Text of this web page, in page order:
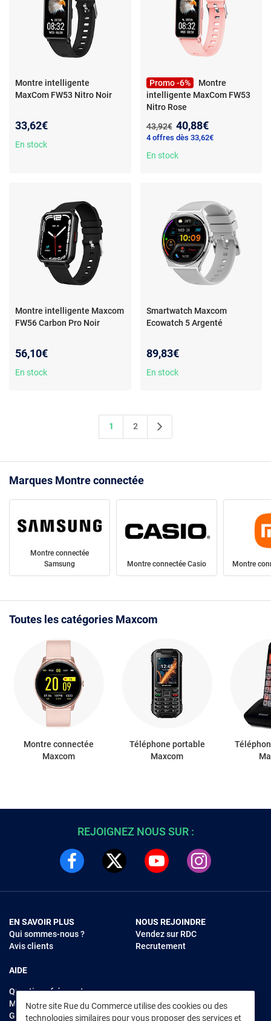
Montre intelligente
MaxCom FW53 Nitro Noir
33,62€
En stock
Promo -6%
Montre
intelligente MaxCom FW53
Nitro Rose
Ancien prix :
43,92€ Nouveau prix :
40,88€
4 offres dès 33,62€
En stock
Montre intelligente Maxcom
FW56 Carbon Pro Noir
56,10€
En stock
Smartwatch Maxcom
Ecowatch 5 Argenté
89,83€
En stock
1 2
Marques Montre connectée
Montre connectée
Samsung
Montre connectée Casio Montre
Toutes les catégories Maxcom
Montre connectée
Maxcom
Téléphone portable
Maxcom
REJOIGNEZ NOUS SUR :
EN SAVOIR PLUS
Qui sommes-nous ?
Avis clients
AIDE
Questions fréquentes
Modes de règlements
Garantie et retours
NOUS REJOINDRE
Vendez sur RDC
Recrutement
Notre site Rue du Commerce utilise des cookies ou des
technologies similaires pour vous proposer des services et